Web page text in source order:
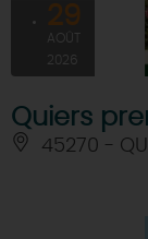
29
AOÛT
2026
Quiers
45270 -